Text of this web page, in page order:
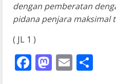
dengan pemberatan
pidana penjara maksimal
( JL 1 )
Facebook
Email